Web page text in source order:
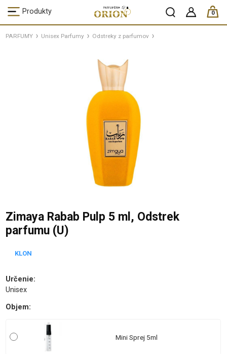
Produkty 0
ks /
PARFUMY Unisex Parfumy Odstreky z parfumov
Zimaya Rabab Pulp 5 ml, Odstrek
parfumu (U)
KLON
Určenie:
Unisex
Objem:
Mini Sprej 5ml